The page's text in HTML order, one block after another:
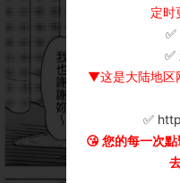
定时
✅
✅
▼这是大陆地区
✅
😘 您的每一次